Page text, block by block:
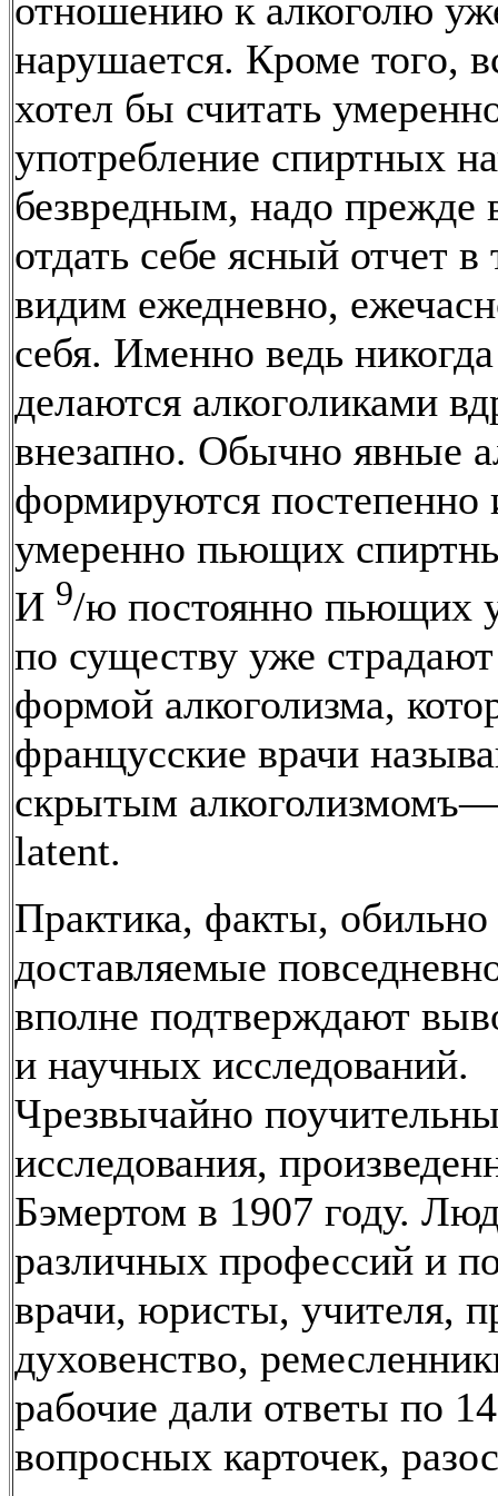
отношению к алкоголю
нарушается. Кроме того,
хотел бы считать
употребление спиртных
безвредным, надо прежде
отдать себе ясный отчет
видим ежедневно,
себя. Именно ведь
делаются алкоголиками
внезапно. Обычно явные
формируются постепенно
умеренно пьющих
И 9/ю постоянно пьющих
по существу уже
формой алкоголизма,
францусские врачи
скрытым
latent.
Практика, факты, обильно
доставляемые
вполне подтверждают
и научных исследований.
Чрезвычайно
исследования,
Бэмертом в 1907 году.
различных профессий и
врачи, юристы, учителя,
духовенство,
рабочие дали ответы по
вопросных карточек,